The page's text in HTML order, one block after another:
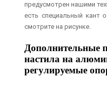
предусмотрен нашими
есть специальный кант
смотрите на рисунке.
Дополнительные
настила на
регулируемые